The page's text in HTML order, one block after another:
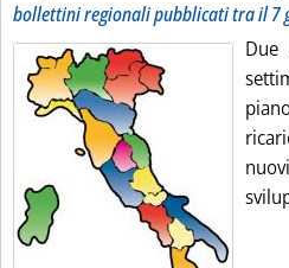
bollettini regionali pubblicati tra il 7
Due